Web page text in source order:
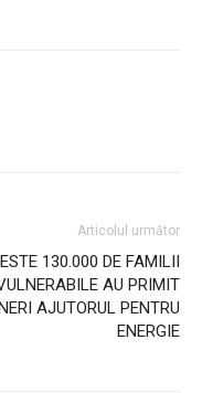
Articolul următor
130.000 DE FAMILII
AU PRIMIT
AJUTORUL PENTRU
ENERGIE